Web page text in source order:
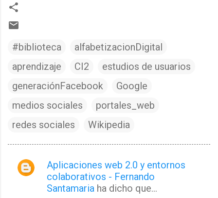
#biblioteca
alfabetizacionDigital
aprendizaje
CI2
estudios de usuarios
generaciónFacebook
Google
medios sociales
portales_web
redes sociales
Wikipedia
C
Aplicaciones web 2.0 y entornos
colaborativos - Fernando
Santamaria ha dicho que…